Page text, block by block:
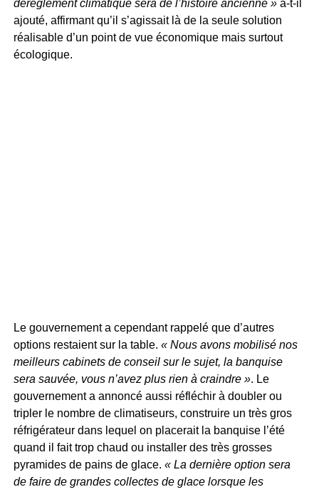
dérèglement climatique sera de l’histoire ancienne »a-t-il
ajouté, affirmant qu’il s’agissait là de la seule solution
réalisable d’un point de vue économique mais surtout
écologique.
Le gouvernement a cependant rappelé que d’autres
options restaient sur la table. « Nous avons mobilisé nos
meilleurs cabinets de conseil sur le sujet, la banquise
sera sauvée, vous n’avez plus rien à craindre ». Le
gouvernement a annoncé aussi réfléchir à doubler ou
tripler le nombre de climatiseurs, construire un très gros
réfrigérateur dans lequel on placerait la banquise l’été
quand il fait trop chaud ou installer des très grosses
pyramides de pains de glace. « La dernière option sera
de faire de grandes collectes de glace lorsque les